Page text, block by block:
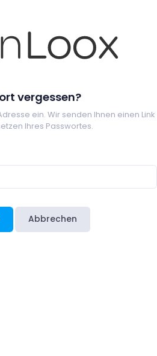
vergessen?
ein. Wir senden Ihnen einen Link
Ihres Passwortes.
Abbrechen